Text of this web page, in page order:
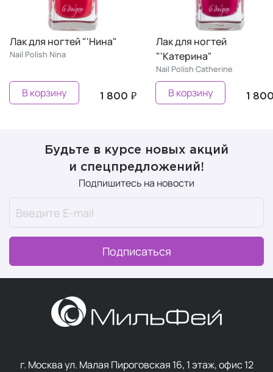
Лак для ногтей
"'Катерина"
1 800 ₽
В корзину
Лак для ногтей
"'Кристина"
Nail Polish Christine
1
В корзину
Будьте в курсе новых акций
и спецпредложений!
Подпишитесь на новости
Подписаться
г. Москва ул. Малая Пироговская 16, 1 этаж, офис 12